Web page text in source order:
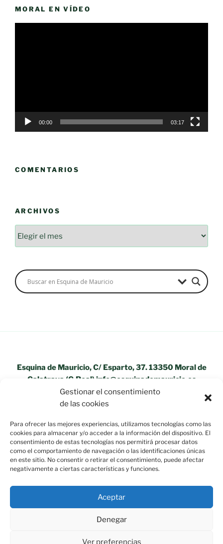
Gestionar el consentimiento
de las cookies
Para ofrecer las mejores experiencias, utilizamos tecnologías como las
cookies para almacenar y/o acceder a la información del dispositivo. El
consentimiento de estas tecnologías nos permitirá procesar datos
como el comportamiento de navegación o las identificaciones únicas
en este sitio. No consentir o retirar el consentimiento, puede afectar
negativamente a ciertas características y funciones.
Aceptar
Denegar
Ver preferencias
MORAL EN VÍDEO
00:00 03:17
COMENTARIOS
ARCHIVOS
Esquina de Mauricio, C/ Esparto, 37. 13350 Moral de
Calatrava (C.Real) info@esquinademauricio.es
«Aviso Legal»